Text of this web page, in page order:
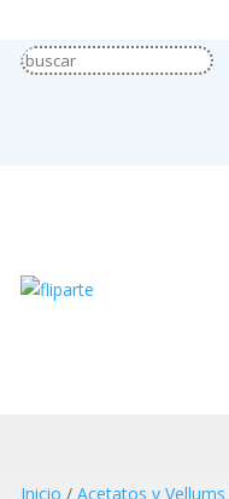
Inicio /Acetatos y Vellums